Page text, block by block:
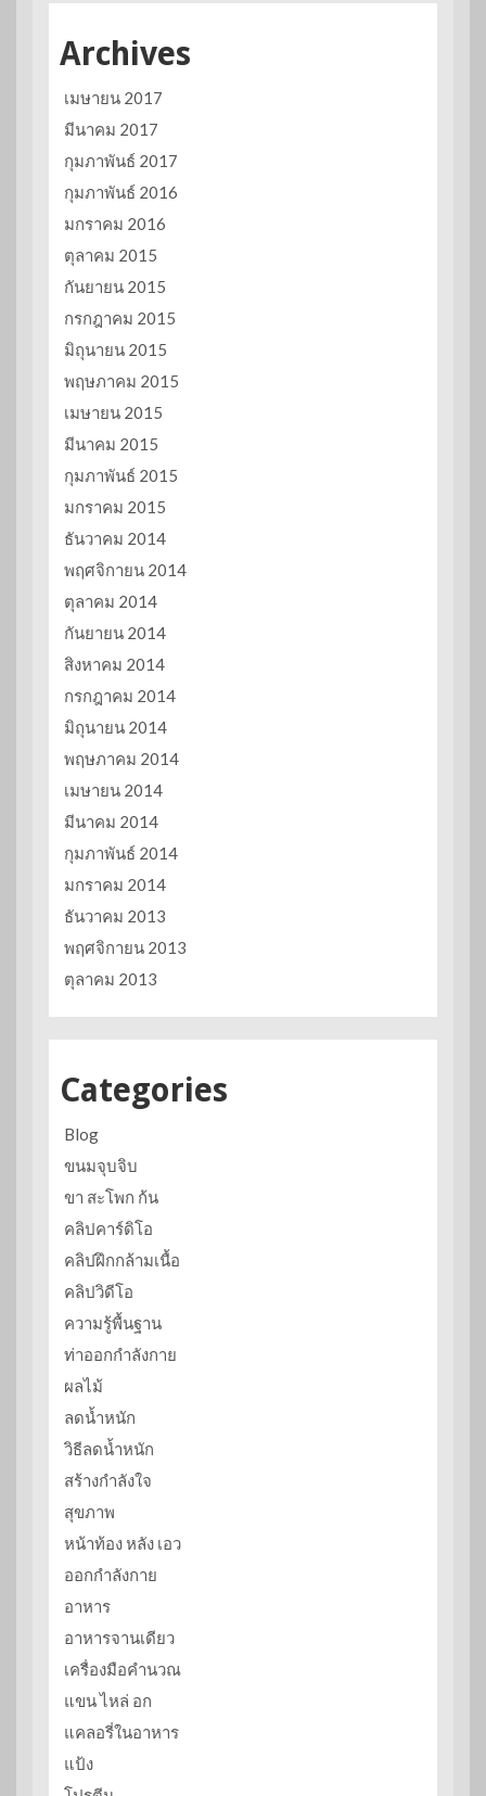
Archives
เมษายน 2017
มีนาคม 2017
กุมภาพันธ์ 2017
กุมภาพันธ์ 2016
มกราคม 2016
ตุลาคม 2015
กันยายน 2015
กรกฎาคม 2015
มิถุนายน 2015
พฤษภาคม 2015
เมษายน 2015
มีนาคม 2015
กุมภาพันธ์ 2015
มกราคม 2015
ธันวาคม 2014
พฤศจิกายน 2014
ตุลาคม 2014
กันยายน 2014
สิงหาคม 2014
กรกฎาคม 2014
มิถุนายน 2014
พฤษภาคม 2014
เมษายน 2014
มีนาคม 2014
กุมภาพันธ์ 2014
มกราคม 2014
ธันวาคม 2013
พฤศจิกายน 2013
ตุลาคม 2013
Categories
Blog
ขนมจุบจิบ
ขา สะโพก ก้น
คลิปคาร์ดิโอ
คลิปฝึกกล้ามเนื้อ
คลิปวิดีโอ
ความรู้พื้นฐาน
ท่าออกกำลังกาย
ผลไม้
ลดน้ำหนัก
วิธีลดน้ำหนัก
สร้างกำลังใจ
สุขภาพ
หน้าท้อง หลัง เอว
ออกกำลังกาย
อาหาร
อาหารจานเดียว
เครื่องมือคำนวณ
แขน ไหล่ อก
แคลอรี่ในอาหาร
แป้ง